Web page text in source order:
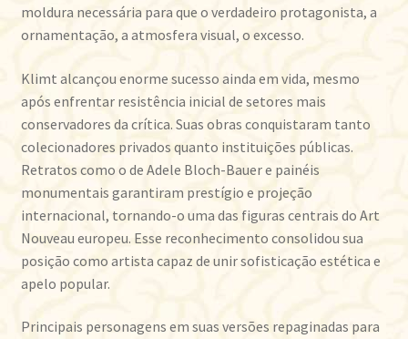
moldura necessária para que o verdadeiro protagonista, a
ornamentação, a atmosfera visual, o excesso.
Klimt alcançou enorme sucesso ainda em vida, mesmo
após enfrentar resistência inicial de setores mais
conservadores da crítica. Suas obras conquistaram tanto
colecionadores privados quanto instituições públicas.
Retratos como o de Adele Bloch-Bauer e painéis
monumentais garantiram prestígio e projeção
internacional, tornando-o uma das figuras centrais do Art
Nouveau europeu. Esse reconhecimento consolidou sua
posição como artista capaz de unir sofisticação estética e
apelo popular.
Principais personagens em suas versões repaginadas para